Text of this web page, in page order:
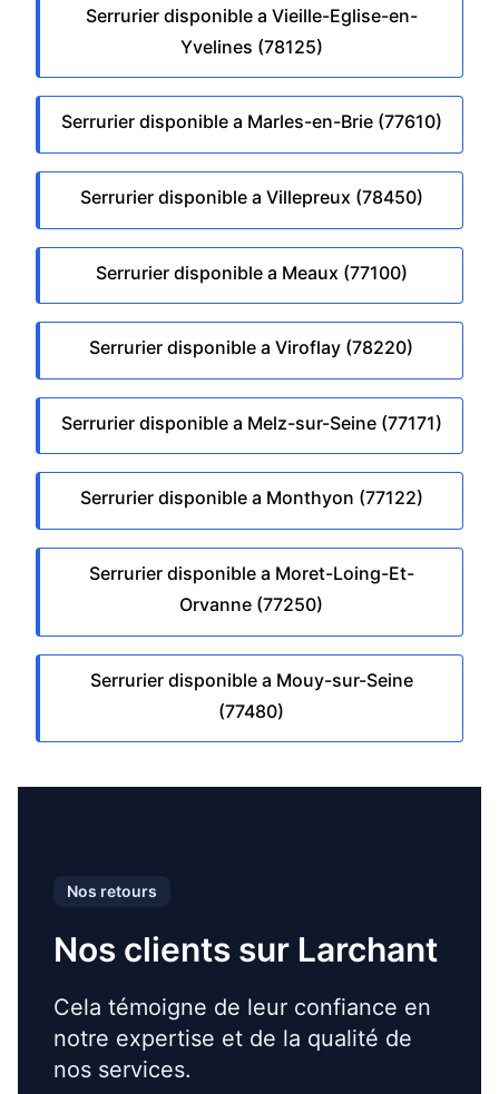
Serrurier disponible a Vieille-Eglise-en-
Yvelines (78125)
Serrurier disponible a Marles-en-Brie (77610)
Serrurier disponible a Villepreux (78450)
Serrurier disponible a Meaux (77100)
Serrurier disponible a Viroflay (78220)
Serrurier disponible a Melz-sur-Seine (77171)
Serrurier disponible a Monthyon (77122)
Serrurier disponible a Moret-Loing-Et-
Orvanne (77250)
Serrurier disponible a Mouy-sur-Seine
(77480)
Nos retours
Nos clients sur Larchant
Cela témoigne de leur confiance en
notre expertise et de la qualité de
nos services.